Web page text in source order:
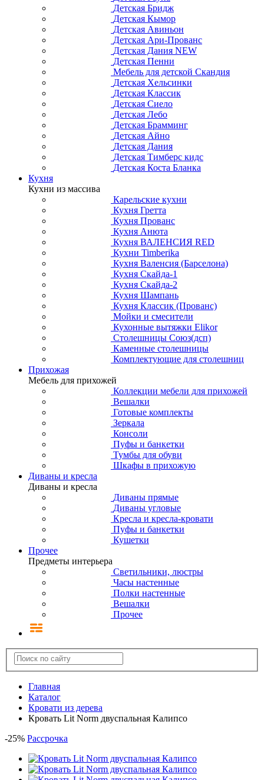
Детская Бридж
Детская Кымор
Детская Авиньон
Детская Ари-Прованс
Детская Дания NEW
Детская Пенни
Мебель для детской Скандия
Детская Хельсинки
Детская Классик
Детская Сиело
Детская Лебо
Детская Брамминг
Детская Айно
Детская Дания
Детская Тимберс кидс
Детская Коста Бланка
Кухня
Кухни из массива
Карельские кухни
Кухня Гретта
Кухня Прованс
Кухня Анюта
Кухня ВАЛЕНСИЯ RED
Кухни Timberika
Кухня Валенсия (Барселона)
Кухня Скайда-1
Кухня Скайда-2
Кухня Шампань
Кухня Классик (Прованс)
Мойки и смесители
Кухонные вытяжки Elikor
Столешницы Союз(дсп)
Каменные столешницы
Комплектующие для столешниц
Прихожая
Мебель для прихожей
Коллекции мебели для прихожей
Вешалки
Готовые комплекты
Зеркала
Консоли
Пуфы и банкетки
Тумбы для обуви
Шкафы в прихожую
Диваны и кресла
Диваны и кресла
Диваны прямые
Диваны угловые
Кресла и кресла-кровати
Пуфы и банкетки
Кушетки
Прочее
Предметы интерьера
Светильники, люстры
Часы настенные
Полки настенные
Вешалки
Прочее
Главная
Каталог
Кровати из дерева
Кровать Lit Norm двуспальная Калипсо
-25% Рассрочка